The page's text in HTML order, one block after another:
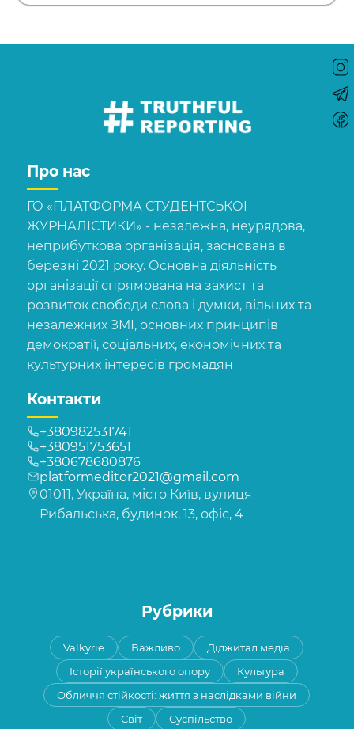
Про нас
ГО «ПЛАТФОРМА СТУДЕНТСЬКОЇ
ЖУРНАЛІСТИКИ» - незалежна, неурядова,
неприбуткова організація, заснована в
березні 2021 року. Основна діяльність
організації спрямована на захист та
розвиток свободи слова і думки, вільних та
незалежних ЗМІ, основних принципів
демократії, соціальних, економічних та
культурних інтересів громадян
Контакти
+380982531741
+380951753651
+380678680876
platformeditor2021@gmail.com
01011, Україна, місто Київ, вулиця
Рибальська, будинок, 13, офіс, 4
Рубрики
Valkyrie Важливо
Діджитал медіа
Історії українського опору
Культура
Обличчя стійкості: життя з наслідками війни
Світ
Суспільство